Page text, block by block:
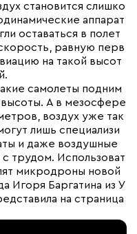
становится слишко
аппарат
оставаться в полет
равную перв
на такой высот
самолеты подним
А в мезосфере
воздух уже так
лишь специализи
и даже воздушные
трудом. Использоват
микродроны новой
Игоря Баргатина из У
на страница